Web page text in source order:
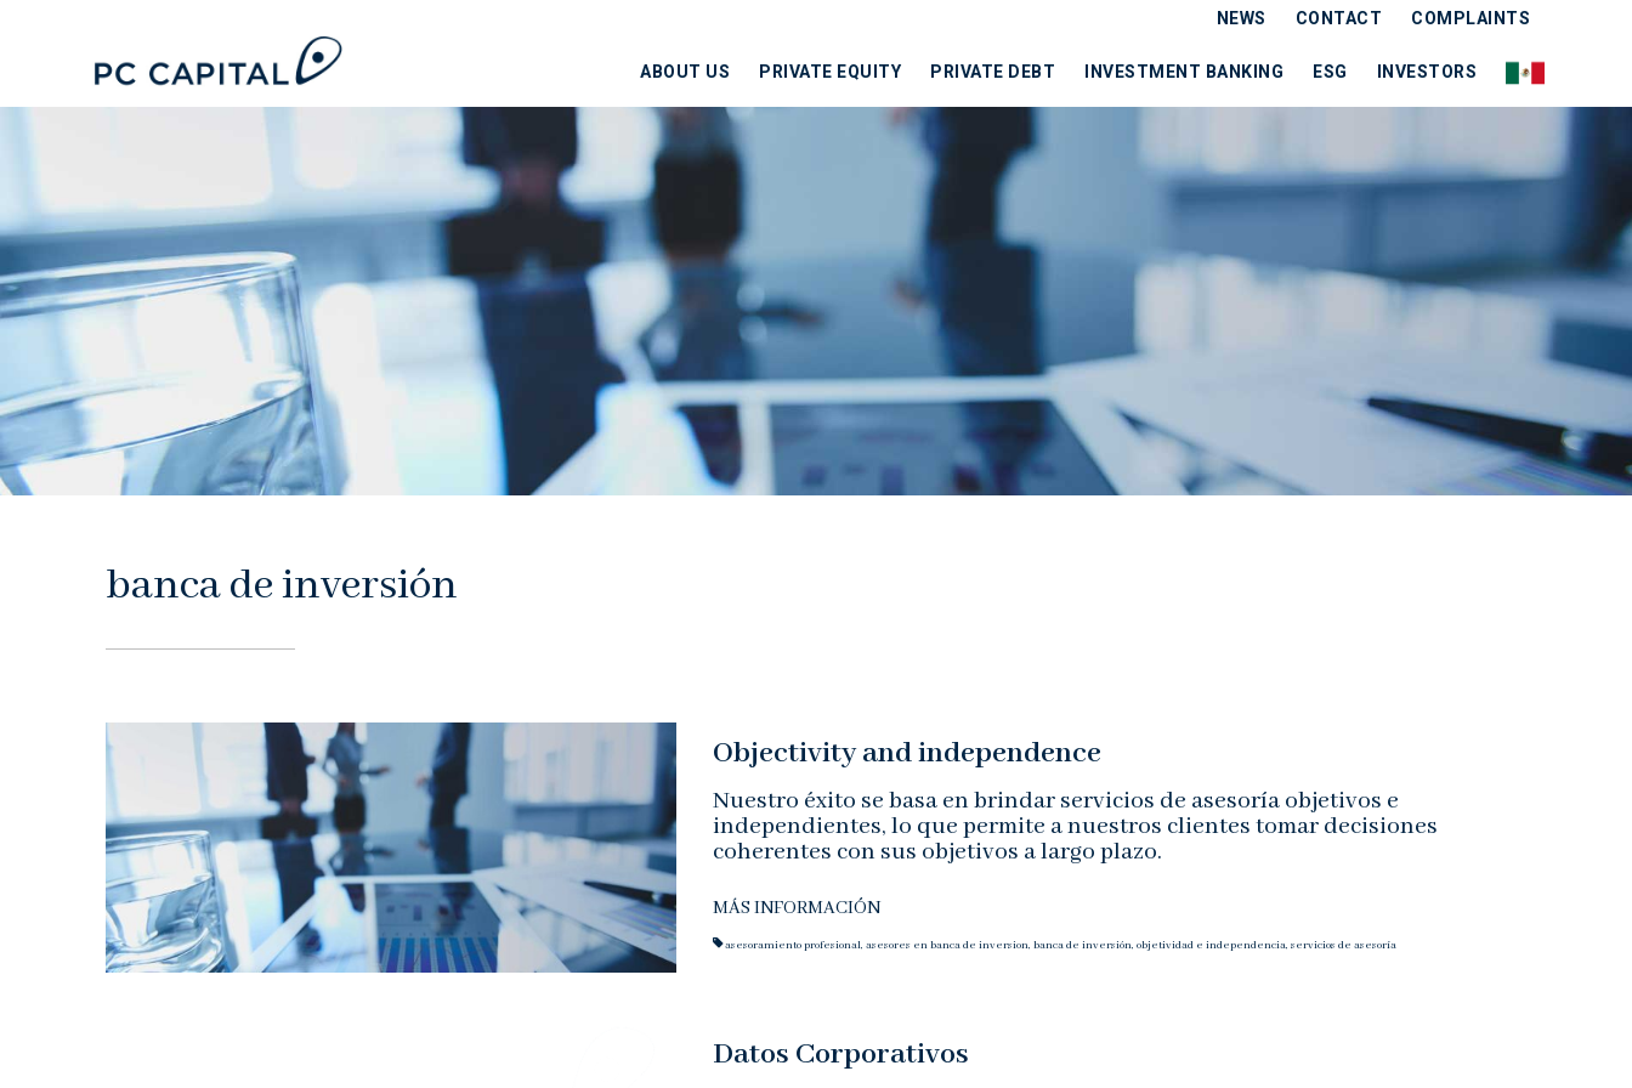
NEWS CONTACT COMPLAINTS
ABOUT US PRIVATE EQUITY PRIVATE DEBT INVESTMENT BANKING ESG INVESTORS
banca de inversión
Objectivity and independence
Nuestro éxito se basa en brindar servicios de asesoría objetivos e
independientes, lo que permite a nuestros clientes tomar decisiones
coherentes con sus objetivos a largo plazo.
MÁS INFORMACIÓN
asesoramiento profesional, asesores en banca de inversion, banca de inversión, objetividad e independencia, servicios de asesoría
Datos Corporativos